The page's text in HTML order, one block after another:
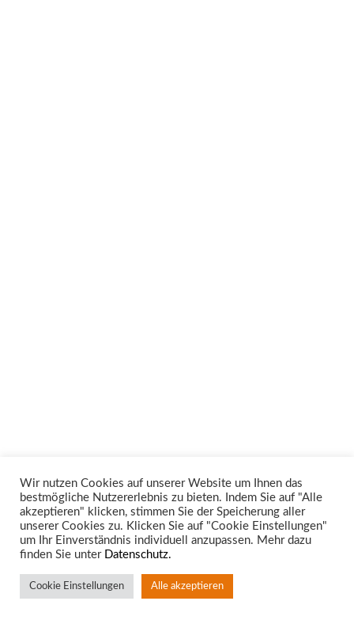
Unsere Rechtsgebiete
Wir nutzen Cookies auf unserer Website um Ihnen das
bestmögliche Nutzererlebnis zu bieten. Indem Sie auf "Alle
akzeptieren" klicken, stimmen Sie der Speicherung aller
unserer Cookies zu. Klicken Sie auf "Cookie Einstellungen"
um Ihr Einverständnis individuell anzupassen. Mehr dazu
finden Sie unter Datenschutz.
Cookie Einstellungen Alle akzeptieren